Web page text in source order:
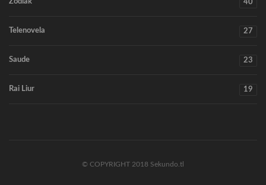
40
Telenovela 27
Saude 23
Rai Liur 19
© COPYRIGHT 2018 Sekundo.tl